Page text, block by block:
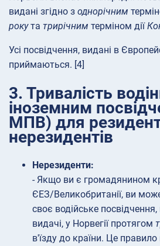
видані згідно з однорічним
рокута трирічним терміном дії
Усі посвідчення, видані в
приймаються. [4]
3. Тривалість
іноземним
МПВ) для
нерезидентів
Нерезиденти:
- Якщо ви є громадянином
ЄЕЗ/Великобританії, ви
своє водійське
видачі, у Норвегії протягом
в'їзду до країни. Це